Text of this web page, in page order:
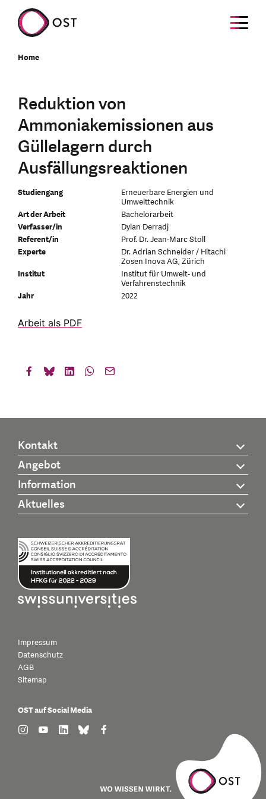
Home
Reduktion von
Ammoniakemissionen aus
Güllelagern durch
Ausfällungsreaktionen
Studiengang
Erneuerbare Energien und
Umwelttechnik
Art der Arbeit
Bachelorarbeit
Verfasser/in
Dylan Derradj
Referent/in
Prof. Dr. Jean-Marc Stoll
Experte
Dr. Adrian Schneider / Hitachi
Zosen Inova AG, Zürich
Institut
Institut für Umwelt- und
Verfahrenstechnik
Jahr
2022
Arbeit als PDF
Kontakt
Angebot
Information
Aktuelles
Impressum
Datenschutz
AGB
Sitemap
OST auf Social Media
find us on: instagram
find us on: youtube
find us on: linkedin
find us on: bluesky
find us on: facebook